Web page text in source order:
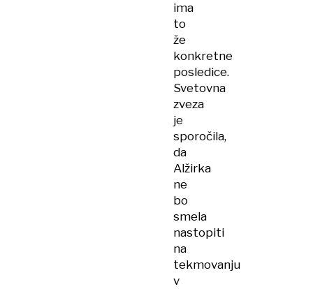
ima
to
že
konkretne
posledice.
Svetovna
zveza
je
sporočila,
da
Alžirka
ne
bo
smela
nastopiti
na
tekmovanju
v